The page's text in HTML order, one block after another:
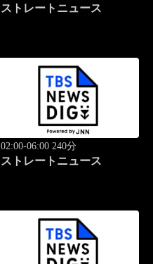
ストレートニュース
02:00-06:00 240分
ストレートニュース